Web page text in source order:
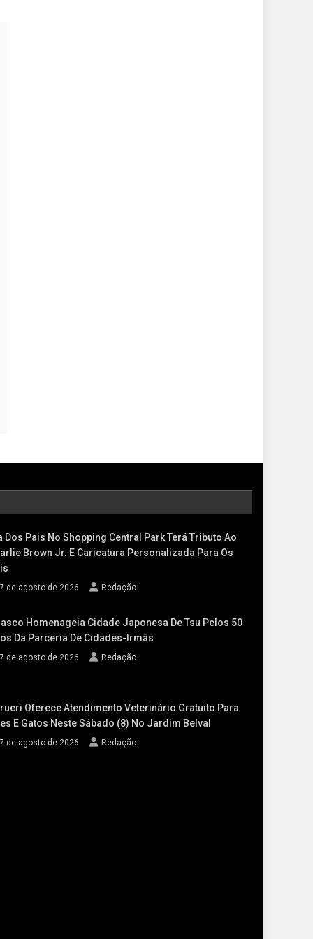
Dos Pais No Shopping Central Park Terá Tributo Ao
Brown Jr. E Caricatura Personalizada Para Os
de agosto de 2026 Redação
Homenageia Cidade Japonesa De Tsu Pelos 50
Da Parceria De Cidades-Irmãs
de agosto de 2026 Redação
Oferece Atendimento Veterinário Gratuito Para
E Gatos Neste Sábado (8) No Jardim Belval
de agosto de 2026 Redação